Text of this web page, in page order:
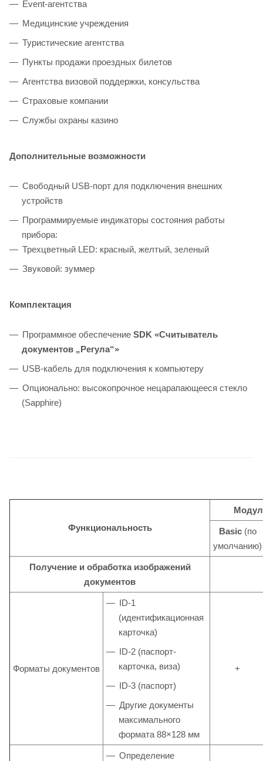
Event-агентства
Медицинские учреждения
Туристические агентства
Пункты продажи проездных билетов
Агентства визовой поддержки, консульства
Страховые компании
Службы охраны казино
Дополнительные возможности
Свободный USB-порт для подключения внешних
устройств
Программируемые индикаторы состояния работы
прибора:
Трехцветный LED: красный, желтый, зеленый
Звуковой: зуммер
Комплектация
Программное обеспечение SDK «Считыватель
документов „Регула“»
USB-кабель для подключения к компьютеру
Опционально: высокопрочное нецарапающееся стекло
(Sapphire)
Функциональность Basic(по
умолчанию)
Получение и обработка изображений
документов
Форматы документов
ID-1
(идентификационная
карточка)
ID-2 (паспорт-
карточка, виза)
ID-3 (паспорт)
Другие документы
максимального
формата 88×128 мм
+
Определение